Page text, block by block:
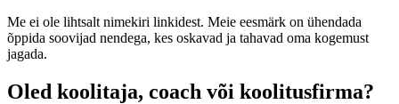
Me ei ole lihtsalt nimekiri linkidest. Meie eesmärk on ühendada
õppida soovijad nendega, kes oskavad ja tahavad oma kogemust
jagada.
Oled koolitaja, coach või koolitusfirma?